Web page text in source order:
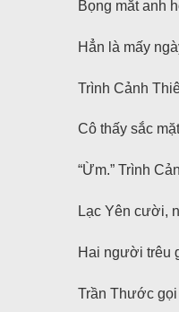
Bọng mắt anh
Hẳn là mấy
Trình Cảnh
Cô thấy sắc
“Ừm.” Trình
Lạc Yên cười,
Hai người trêu
Trần Thước